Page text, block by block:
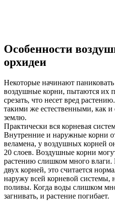
Особенности
орхидеи
Некоторые начинают
воздушные корни, пытаются их
срезать, что несет вред
такими же естественными, как
землю.
Практически вся корневая
Внутренние и наружные корни
веламена, у воздушных корней
20 слоев. Воздушные корни
растению слишком много влаги.
двух корней, это считается
наружу всей корневой системы,
поливы. Когда воды слишком
загнивать, и растение погибает.